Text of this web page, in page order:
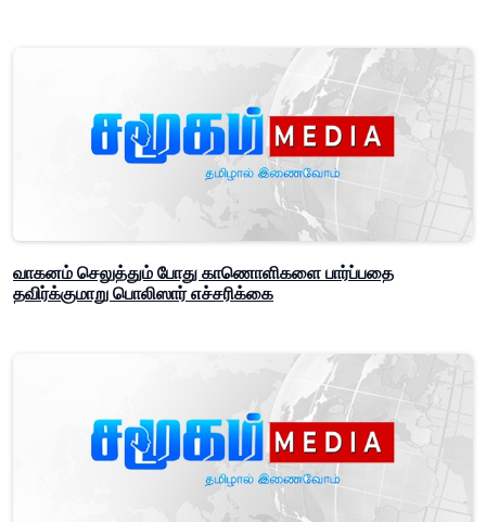
வாகனம் செலுத்தும் போது காணொளிகளை பார்ப்பதை
தவிர்க்குமாறு பொலிஸார் எச்சரிக்கை